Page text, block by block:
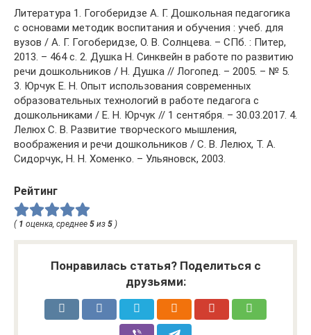
Литература 1. Гогоберидзе А. Г. Дошкольная педагогика
с основами методик воспитания и обучения : учеб. для
вузов / А. Г. Гогоберидзе, О. В. Солнцева. – СПб. : Питер,
2013. – 464 с. 2. Душка Н. Синквейн в работе по развитию
речи дошкольников / Н. Душка // Логопед. – 2005. – № 5.
3. Юрчук Е. Н. Опыт использования современных
образовательных технологий в работе педагога с
дошкольниками / Е. Н. Юрчук // 1 сентября. – 30.03.2017. 4.
Лелюх С. В. Развитие творческого мышления,
воображения и речи дошкольников / С. В. Лелюх, Т. А.
Сидорчук, Н. Н. Хоменко. – Ульяновск, 2003.
Рейтинг
( 1 оценка, среднее 5 из 5 )
Понравилась статья? Поделиться с
друзьями: